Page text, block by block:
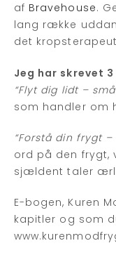
af Bravehouse.
lang række
det
Jeg har skrevet
“Flyt dig lidt –
som handler om
“Forstå din frygt
ord på den frygt,
sjældent taler
E-bogen, Kuren
kapitler og som